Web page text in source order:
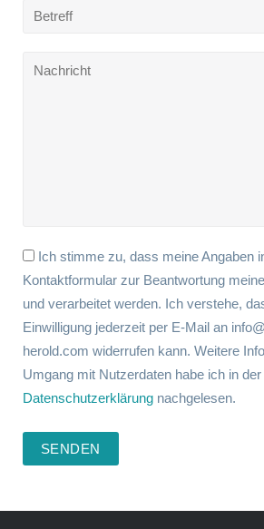
Ich stimme zu, dass meine Angaben
Kontaktformular zur Beantwortung
und verarbeitet werden. Ich verstehe,
Einwilligung jederzeit per E-Mail an
herold.com widerrufen kann. Weitere
Umgang mit Nutzerdaten habe ich in der
Datenschutzerklärungnachgelesen.